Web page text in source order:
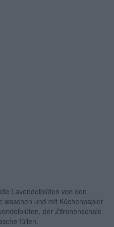
Lavendelblüten von den
waschen und mit Küchenpapier
der Zitronenschale
füllen.